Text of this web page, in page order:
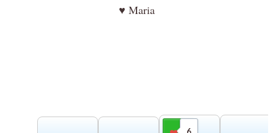
♥ Maria